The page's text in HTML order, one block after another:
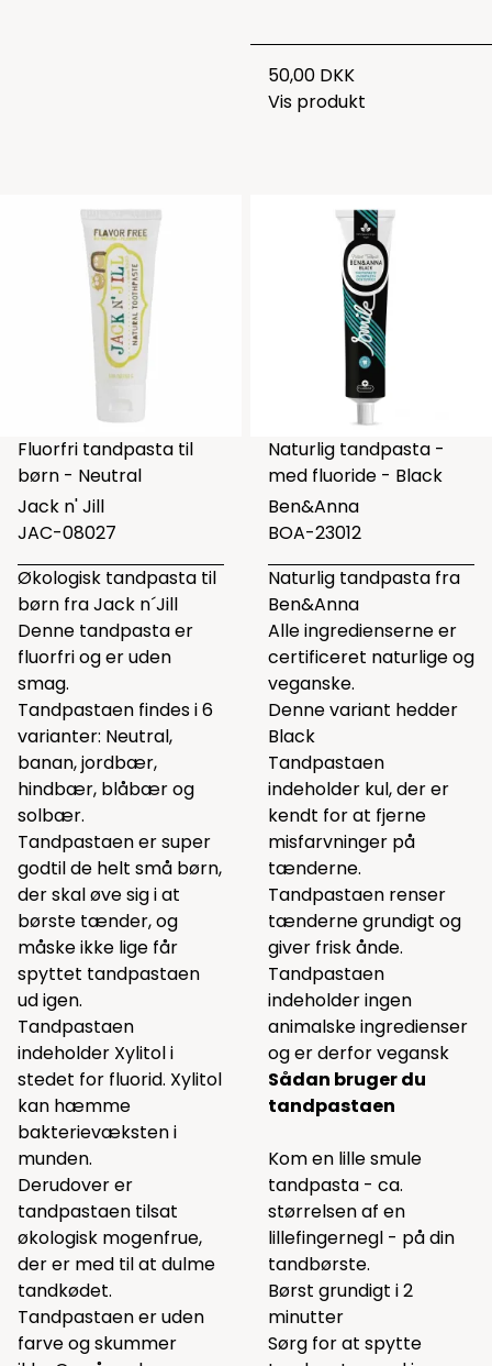
50,00 DKK
Vis produkt
Fluorfri tandpasta til
børn - Neutral
Jack n' Jill
JAC-08027
Økologisk tandpasta til
børn fra Jack n´Jill
Denne tandpasta er
fluorfri og er uden
smag.
Tandpastaen findes i 6
varianter: Neutral,
banan, jordbær,
hindbær, blåbær og
solbær.
Tandpastaen er super
godtil de helt små børn,
der skal øve sig i at
børste tænder, og
måske ikke lige får
spyttet tandpastaen
ud igen.
Tandpastaen
indeholder Xylitol i
stedet for fluorid. Xylitol
kan hæmme
bakterievæksten i
munden.
Derudover er
tandpastaen tilsat
økologisk mogenfrue,
der er med til at dulme
tandkødet.
Tandpastaen er uden
farve og skummer
Naturlig tandpasta -
med fluoride - Black
Ben&Anna
BOA-23012
Naturlig tandpasta fra
Ben&Anna
Alle ingredienserne er
certificeret naturlige og
veganske.
Denne variant hedder
Black
Tandpastaen
indeholder kul, der er
kendt for at fjerne
misfarvninger på
tænderne.
Tandpastaen renser
tænderne grundigt og
giver frisk ånde.
Tandpastaen
indeholder ingen
animalske ingredienser
og er derfor vegansk
Sådan bruger du
tandpastaen
Kom en lille smule
tandpasta - ca.
størrelsen af en
lillefingernegl - på din
tandbørste.
Børst grundigt i 2
minutter
Sørg for at spytte